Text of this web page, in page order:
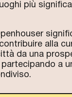
più
alla
da una
partecipando a